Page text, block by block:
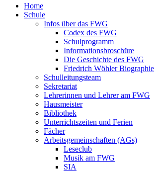
Home
Schule
Infos über das FWG
Codex des FWG
Schulprogramm
Informationsbroschüre
Die Geschichte des FWG
Friedrich Wöhler Biographie
Schulleitungsteam
Sekretariat
Lehrerinnen und Lehrer am FWG
Hausmeister
Bibliothek
Unterrichtszeiten und Ferien
Fächer
Arbeitsgemeinschaften (AGs)
Leseclub
Musik am FWG
SIA